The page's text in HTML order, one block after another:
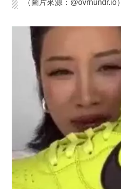
（圖片來源：@ovrnundr.io）